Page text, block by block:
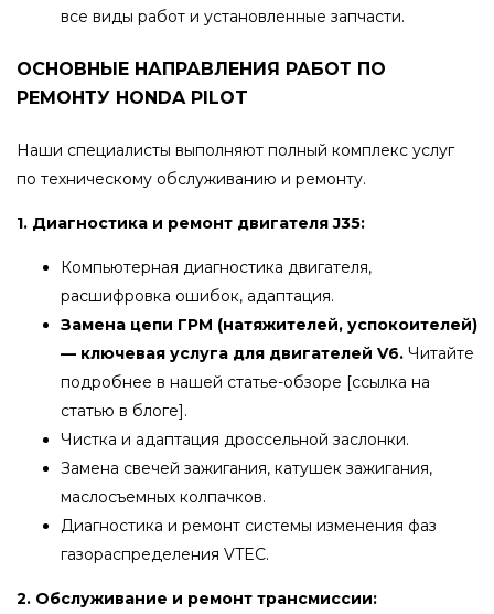
все виды работ и установленные запчасти.
ОСНОВНЫЕ НАПРАВЛЕНИЯ РАБОТ ПО
РЕМОНТУ HONDA PILOT
Наши специалисты выполняют полный комплекс услуг
по техническому обслуживанию и ремонту.
1. Диагностика и ремонт двигателя J35:
Компьютерная диагностика двигателя,
расшифровка ошибок, адаптация.
Замена цепи ГРМ (натяжителей, успокоителей)
— ключевая услуга для двигателей V6. Читайте
подробнее в нашей статье-обзоре [ссылка на
статью в блоге].
Чистка и адаптация дроссельной заслонки.
Замена свечей зажигания, катушек зажигания,
маслосъемных колпачков.
Диагностика и ремонт системы изменения фаз
газораспределения VTEC.
2. Обслуживание и ремонт трансмиссии: